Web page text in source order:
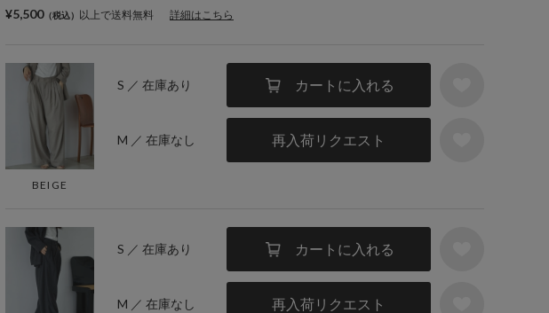
BEIGE
S ／ 在庫あり カートに入れる
M ／ 在庫なし 再入荷リクエスト
S ／ 在庫あり カートに入れる
M ／ 在庫なし 再入荷リクエスト
¥5,500 以上で送料無料 詳細はこちら